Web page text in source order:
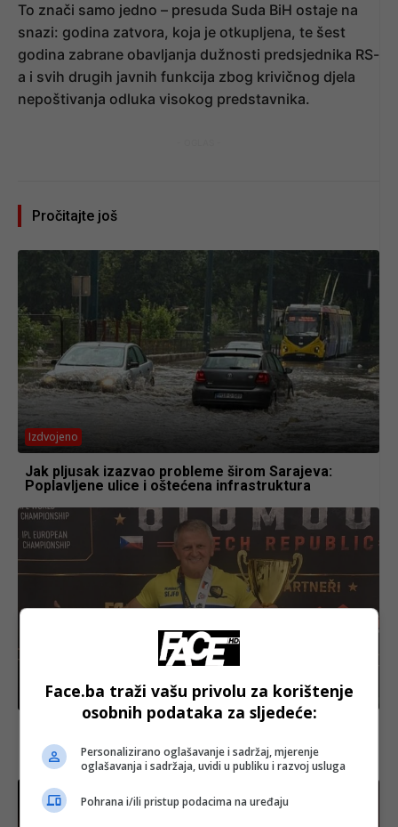
To znači samo jedno – presuda Suda BiH ostaje na
snazi: godina zatvora, koja je otkupljena, te šest
godina zabrane obavljanja dužnosti predsjednika RS-
a i svih drugih javnih funkcija zbog krivičnog djela
nepoštivanja odluka visokog predstavnika.
Pročitajte još
Izdvojeno
Jak pljusak izazvao probleme širom Sarajeva:
Poplavljene ulice i oštećena infrastruktura
Izdvojeno
kilograma i ostavario plasman na Mr. Olympia
(FOTO+VIDEO)
Face.ba traži vašu privolu za korištenje
osobnih podataka za sljedeće:
Personalizirano oglašavanje i sadržaj, mjerenje
oglašavanja i sadržaja, uvidi u publiku i razvoj usluga
Pohrana i/ili pristup podacima na uređaju